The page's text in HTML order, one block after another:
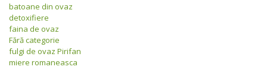
batoane din ovaz
detoxifiere
faina de ovaz
Fără categorie
fulgi de ovaz Pirifan
miere romaneasca